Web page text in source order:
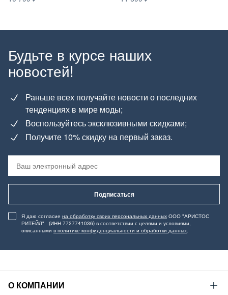
Будьте в курсе наших
новостей!
Раньше всех получайте новости о последних
тенденциях в мире моды;
Воспользуйтесь эксклюзивными скидками;
Получите 10% скидку на первый заказ.
Подписаться
Я даю согласие на обработку своих персональных данных ООО "АРИСТОС
РИТЕЙЛ" (ИНН 7727741036) в соответствии с целями и условиями,
описанными в политике конфиденциальности и обработки данных.
О КОМПАНИИ